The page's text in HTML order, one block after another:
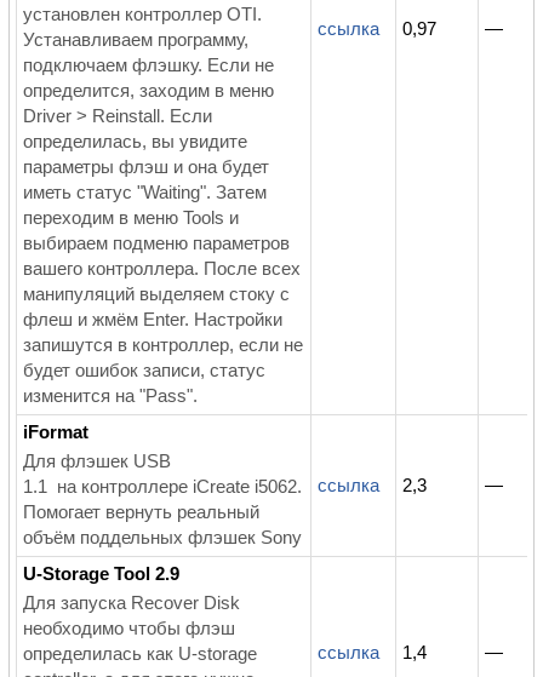
установлен контроллер OTI.
Устанавливаем программу,
подключаем флэшку. Если не
определится, заходим в меню
Driver > Reinstall. Если
определилась, вы увидите
параметры флэш и она будет
иметь статус "Waiting". Затем
переходим в меню Tools и
выбираем подменю параметров
вашего контроллера. После всех
манипуляций выделяем стоку с
флеш и жмём Enter. Настройки
запишутся в контроллер, если не
будет ошибок записи, статус
изменится на "Pass".
ссылка 0,97 —
iFormat
Для флэшек USB
1.1 на контроллере iCreate i5062.
Помогает вернуть реальный
объём поддельных флэшек Sony
ссылка 2,3 —
U-Storage Tool 2.9
Для запуска Recover Disk
необходимо чтобы флэш
определилась как U-storage
ссылка 1,4 —